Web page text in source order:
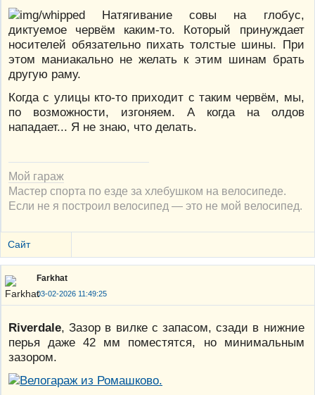
Натягивание совы на глобус,
диктуемое червём каким-то. Который принуждает
носителей обязательно пихать толстые шины. При
этом маниакально не желать к этим шинам брать
другую раму.
Когда с улицы кто-то приходит с таким червём, мы,
по возможности, изгоняем. А когда на олдов
нападает... Я не знаю, что делать.
Мой гараж
Мастер спорта по езде за хлебушком на велосипеде.
Если не я построил велосипед — это не мой велосипед.
Сайт
Farkhat
03-02-2026 11:49:25
Riverdale, Зазор в вилке с запасом, сзади в нижние
перья даже 42 мм поместятся, но минимальным
зазором.